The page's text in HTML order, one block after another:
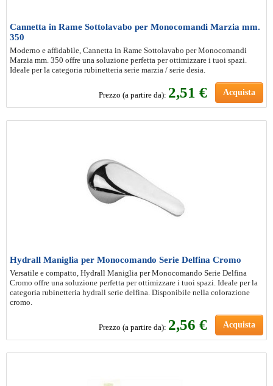
Cannetta in Rame Sottolavabo per Monocomandi Marzia mm.
350
Moderno e affidabile, Cannetta in Rame Sottolavabo per Monocomandi
Marzia mm. 350 offre una soluzione perfetta per ottimizzare i tuoi spazi.
Ideale per la categoria rubinetteria serie marzia / serie desia.
Prezzo (a partire da): 2,51 € Acquista
Hydrall Maniglia per Monocomando Serie Delfina Cromo
Versatile e compatto, Hydrall Maniglia per Monocomando Serie Delfina
Cromo offre una soluzione perfetta per ottimizzare i tuoi spazi. Ideale per la
categoria rubinetteria hydrall serie delfina. Disponibile nella colorazione
cromo.
Prezzo (a partire da): 2,56 € Acquista